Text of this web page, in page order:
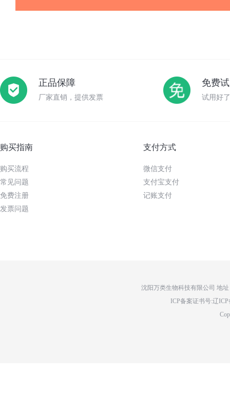
正品保障
厂家直销，提供发票
免费
试用好
购买指南
购买流程
常见问题
免费注册
发票问题
支付方式
微信支付
支付宝支付
记账支付
沈阳万类生物科技有限公司 地
ICP备案证书号:辽